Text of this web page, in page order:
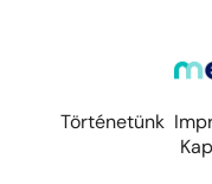
Történetünk